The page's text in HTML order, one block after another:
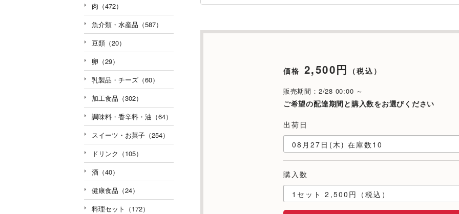
価格 2,500円 （税込）
販売期間：2/28 00:00 ～
ご希望の配達期間と購入数をお選びください
出荷日
購入数
肉（472）
魚介類・水産品（587）
豆類（20）
卵（29）
乳製品・チーズ（60）
加工食品（302）
調味料・香辛料・油（64）
スイーツ・お菓子（254）
ドリンク（105）
酒（40）
健康食品（24）
料理セット（172）